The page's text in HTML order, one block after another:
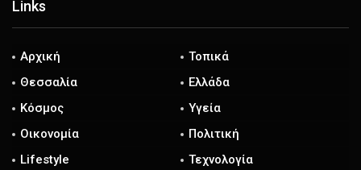
Links
Αρχική
Τοπικά
Θεσσαλία
Ελλάδα
Κόσμος
Υγεία
Οικονομία
Πολιτική
Lifestyle
Τεχνολογία